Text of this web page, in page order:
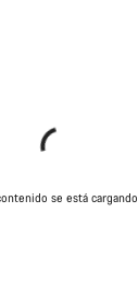
se está cargando